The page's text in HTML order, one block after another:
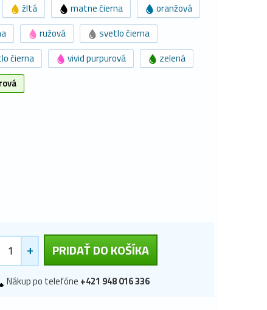
žltá matne čierna
oranžová
ružová
svetlo čierna
čierna
vivid purpurová
zelená
+ PRIDAŤ DO KOŠÍKA
Nákup po telefóne +421 948 016 336